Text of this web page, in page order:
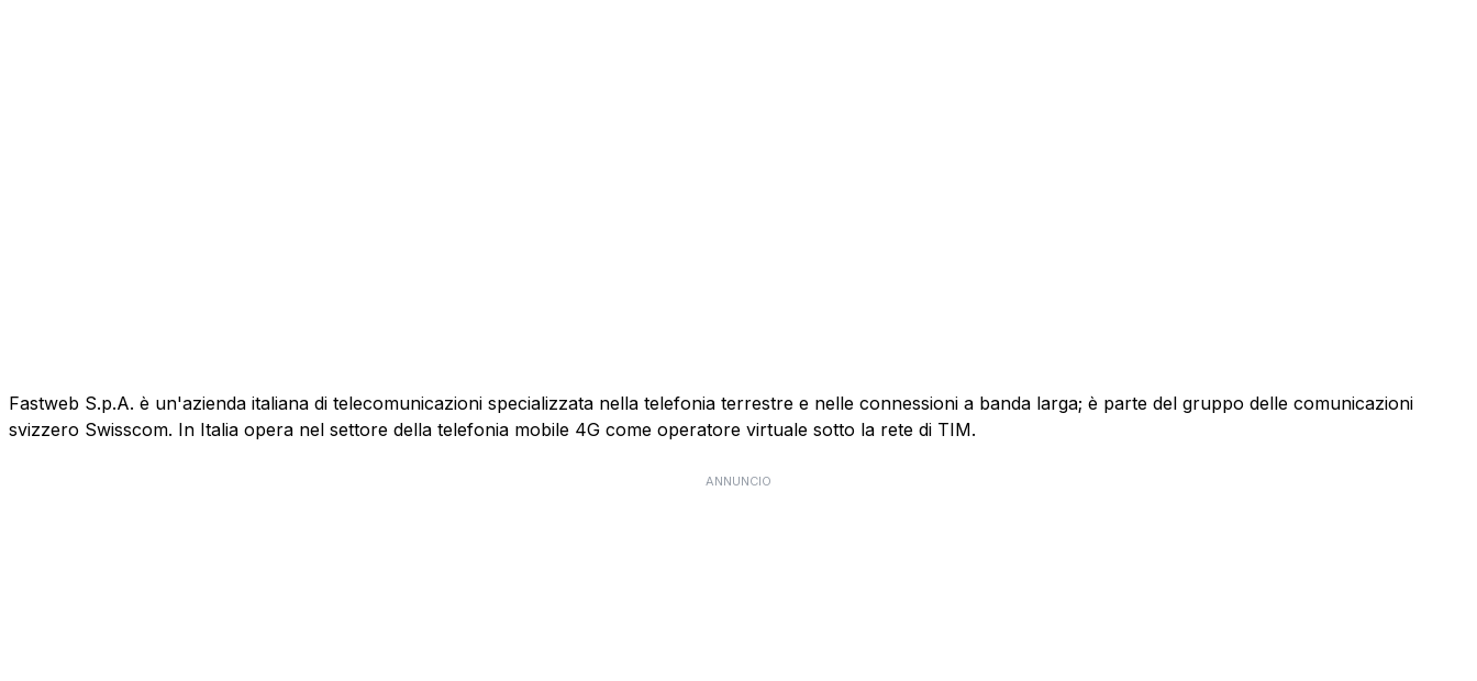
Fastweb S.p.A. è un'azienda italiana di telecomunicazioni specializzata nella telefonia terrestre e nelle connessioni a banda larga; è parte del gruppo delle comunicazioni
svizzero Swisscom. In Italia opera nel settore della telefonia mobile 4G come operatore virtuale sotto la rete di TIM.
ANNUNCIO